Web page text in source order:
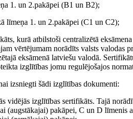
1. un 2.pakāpei (B1 un B2);
līmeņa 1. un 2.pakāpei (C1 un C2);
kurā atbilstoši centralizētā
vērtējumam norādīts valsts valodas
eksāmenā latviešu valodā.
izglītības jomu regulējošajos
izsniegti šādi izglītības dokumenti:
vidējās izglītības sertifikāts. Tajā
(augstākajai) pakāpei, C un D